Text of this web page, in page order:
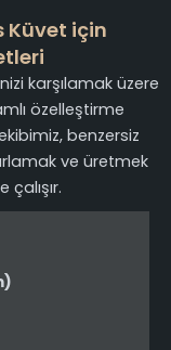
Küvet için
karşılamak üzere
özelleştirme
benzersiz
ve üretmek